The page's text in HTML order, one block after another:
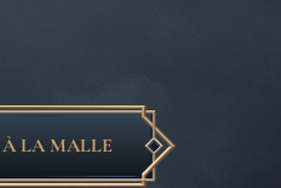
LA MALLE